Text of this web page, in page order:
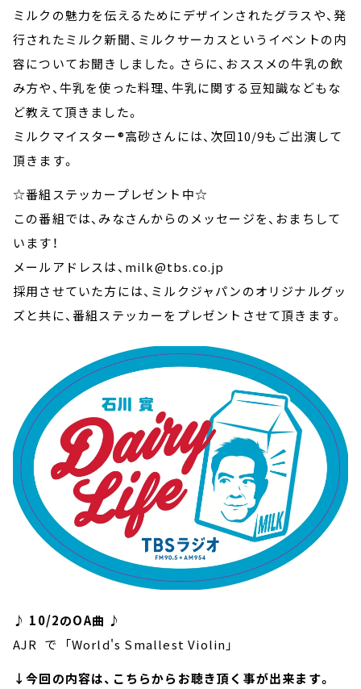
ミルクの魅力を伝えるためにデザインされたグラスや、発
行されたミルク新聞、ミルクサーカスというイベントの内
容についてお聞きしました。さらに、おススメの牛乳の飲
み方や、牛乳を使った料理、牛乳に関する豆知識などもな
ど教えて頂きました。
ミルクマイスター®高砂さんには、次回10/9もご出演して
頂きます。
☆番組ステッカープレゼント中☆
この番組では、みなさんからのメッセージを、おまちして
います！
メールアドレスは、milk@tbs.co.jp
採用させていた方には、ミルクジャパンのオリジナルグッ
ズと共に、番組ステッカーをプレゼントさせて頂きます。
♪ 10/2のOA曲 ♪
AJR で 「World's Smallest Violin」
↓今回の内容は、こちらからお聴き頂く事が出来ます。